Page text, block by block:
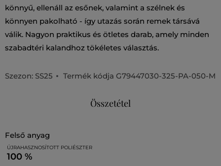
könnyű, ellenáll az esőnek, valamint a szélnek és
könnyen pakolható - így utazás során remek társává
válik. Nagyon praktikus és ötletes darab, amely minden
szabadtéri kalandhoz tökéletes választás.
Szezon: SS25 Termék kódja G79447030-325-PA-050-M
Összetétel
felső anyag
ÚJRAHASZNOSÍTOTT POLIÉSZTER
100 %